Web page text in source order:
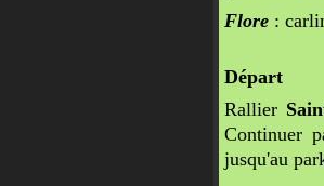
Flore :
Départ
Rallier
Continuer
jusqu'au